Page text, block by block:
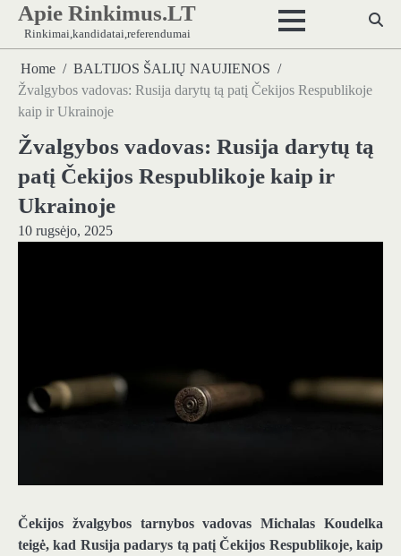
Skip
content
Apie Rinkimus.LT
Rinkimai,kandidatai,referendumai
Home
BALTIJOS ŠALIŲ NAUJIENOS
Žvalgybos vadovas: Rusija darytų tą patį Čekijos Respublikoje
kaip ir Ukrainoje
Žvalgybos vadovas: Rusija darytų tą
patį Čekijos Respublikoje kaip ir
Ukrainoje
10 rugsėjo, 2025
Čekijos žvalgybos tarnybos vadovas Michalas Koudelka
teigė, kad Rusija padarys tą patį Čekijos Respublikoje, kaip